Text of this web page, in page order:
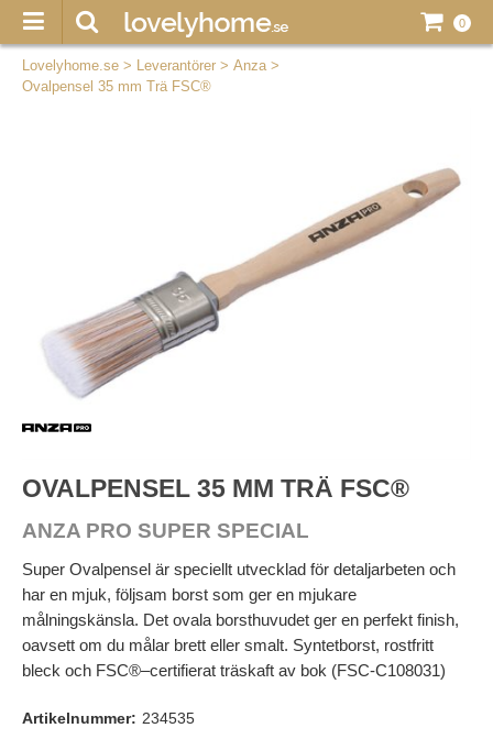
0
Lovelyhome.se > Leverantörer > Anza>
Ovalpensel 35 mm Trä FSC®
OVALPENSEL 35 MM TRÄ FSC®
ANZA PRO SUPER SPECIAL
Super Ovalpensel är speciellt utvecklad för detaljarbeten och
har en mjuk, följsam borst som ger en mjukare
målningskänsla. Det ovala borsthuvudet ger en perfekt finish,
oavsett om du målar brett eller smalt. Syntetborst, rostfritt
bleck och FSC®–certifierat träskaft av bok (FSC-C108031)
Artikelnummer: 234535